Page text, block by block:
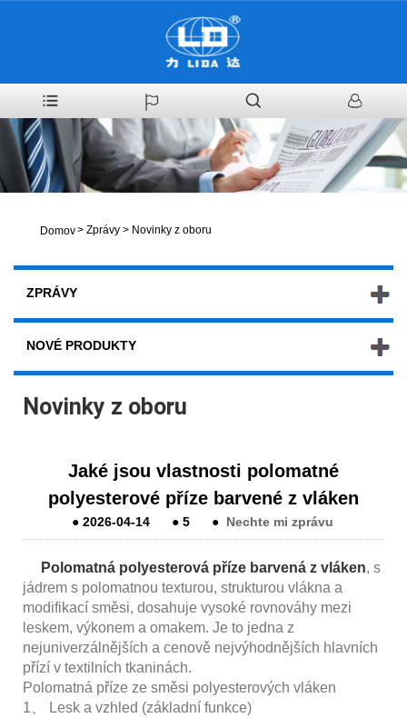
Domov> Zprávy > Novinky z oboru
ZPRÁVY
NOVÉ PRODUKTY
Novinky z oboru
Jaké jsou vlastnosti polomatné
polyesterové příze barvené z vláken
●2026-04-14 ●5 ● Nechte mi zprávu
Polomatná polyesterová příze barvená z vláken, s
jádrem s polomatnou texturou, strukturou vlákna a
modifikací směsi, dosahuje vysoké rovnováhy mezi
leskem, výkonem a omakem. Je to jedna z
nejuniverzálnějších a cenově nejvýhodnějších hlavních
přízí v textilních tkaninách.
Polomatná příze ze směsi polyesterových vláken
1、 Lesk a vzhled (základní funkce)